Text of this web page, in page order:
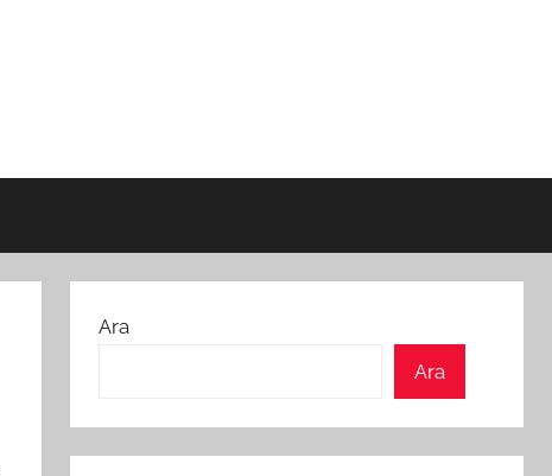
Ara
Ara